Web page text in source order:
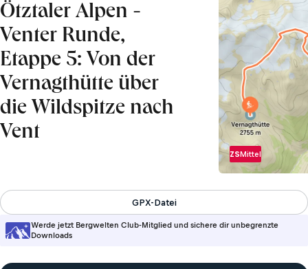
Ötztaler Alpen -
Venter Runde,
Etappe 5: Von der
Vernagthütte über
die Wildspitze nach
Vent
ZSMittel
Werde jetzt Bergwelten Club-Mitglied und sichere dir unbegrenzte
Downloads
GPX-Datei